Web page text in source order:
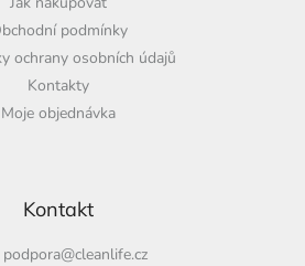
podmínky
ochrany osobních údajů
Kontakty
Moje objednávka
Kontakt
podpora@cleanlife.cz